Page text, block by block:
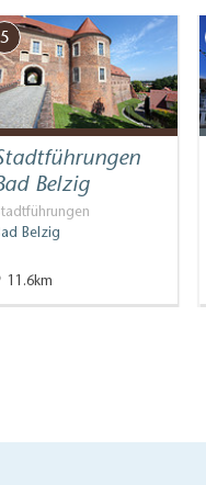
5
Belzig
Belzig
11.6km